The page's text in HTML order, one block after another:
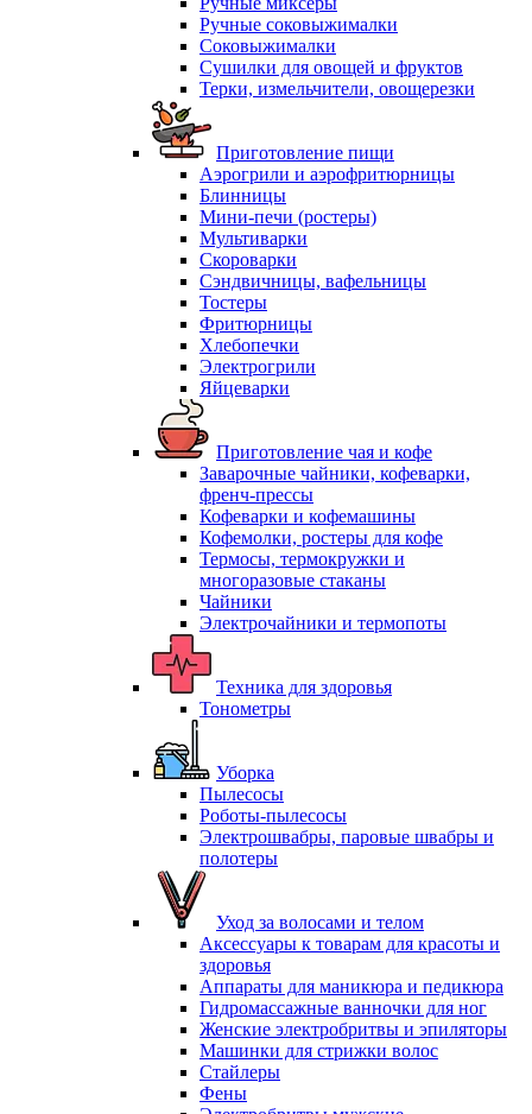
Ручные соковыжималки
Соковыжималки
Сушилки для овощей и фруктов
Терки, измельчители, овощерезки
Приготовление пищи
Аэрогрили и аэрофритюрницы
Блинницы
Мини-печи (ростеры)
Мультиварки
Скороварки
Сэндвичницы, вафельницы
Тостеры
Фритюрницы
Хлебопечки
Электрогрили
Яйцеварки
Приготовление чая и кофе
Заварочные чайники, кофеварки,
френч-прессы
Кофеварки и кофемашины
Кофемолки, ростеры для кофе
Термосы, термокружки и
многоразовые стаканы
Чайники
Электрочайники и термопоты
Техника для здоровья
Тонометры
Уборка
Пылесосы
Роботы-пылесосы
Электрошвабры, паровые швабры и
полотеры
Уход за волосами и телом
Аксессуары к товарам для красоты и
здоровья
Аппараты для маникюра и педикюра
Гидромассажные ванночки для ног
Женские электробритвы и эпиляторы
Машинки для стрижки волос
Стайлеры
Фены